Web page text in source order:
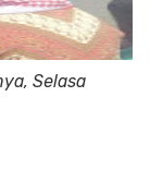
Selasa